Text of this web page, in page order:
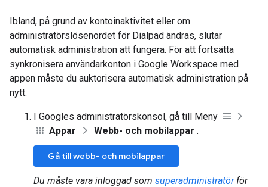
Ibland, på grund av kontoinaktivitet eller om
administratörslösenordet för Dialpad ändras, slutar
automatisk administration att fungera. För att fortsätta
synkronisera användarkonton i Google Workspace med
appen måste du auktorisera automatisk administration på
nytt.
I Googles administratörskonsol, gå till Meny
Appar
Webb- och mobilappar .
Gå till webb- och mobilappar
Du måste vara inloggad som superadministratörför